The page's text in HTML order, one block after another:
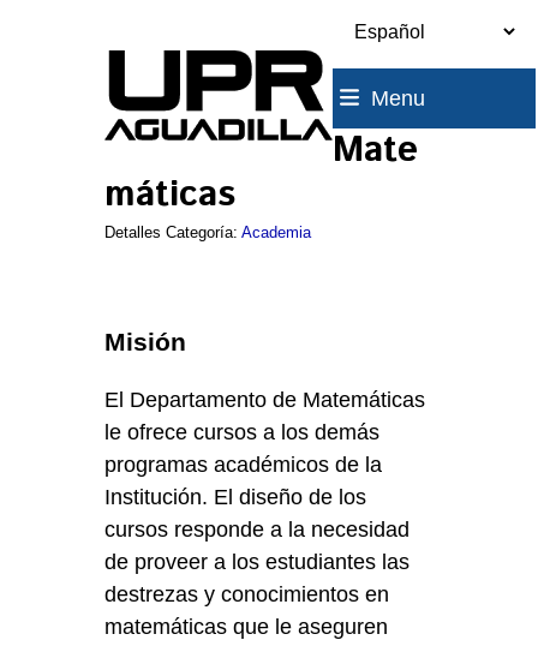
Menu
Mate
máticas
Detalles Categoría: Academia
Misión
El Departamento de Matemáticas
le ofrece cursos a los demás
programas académicos de la
Institución. El diseño de los
cursos responde a la necesidad
de proveer a los estudiantes las
destrezas y conocimientos en
matemáticas que le aseguren